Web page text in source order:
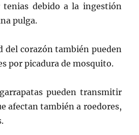
tenias debido a la ingestión
pulga.
del corazón también pueden
por picadura de mosquito.
pueden transmitir
afectan también a roedores,